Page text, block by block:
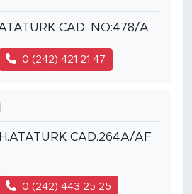
CAD. NO:478/A
0 (242) 421 21 47
CAD.264A/AF
0 (242) 443 25 25